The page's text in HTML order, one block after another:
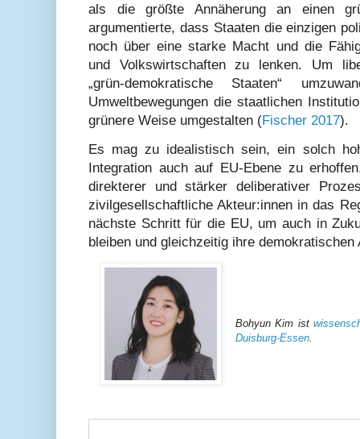
als die größte Annäherung an einen
argumentierte, dass Staaten die einzigen
noch über eine starke Macht und die
und Volkswirtschaften zu lenken. Um
„grün-demokratische Staaten“
Umweltbewegungen die staatlichen
grünere Weise umgestalten (Fischer 2017).
Es mag zu idealistisch sein, ein solch
Integration auch auf EU-Ebene zu
direkterer und stärker deliberativer
zivilgesellschaftliche Akteur:innen in das
nächste Schritt für die EU, um auch in
bleiben und gleichzeitig ihre
Bohyun Kim ist
Duisburg-Essen.